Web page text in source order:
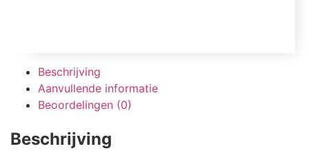
Beschrijving
Aanvullende informatie
Beoordelingen (0)
Beschrijving